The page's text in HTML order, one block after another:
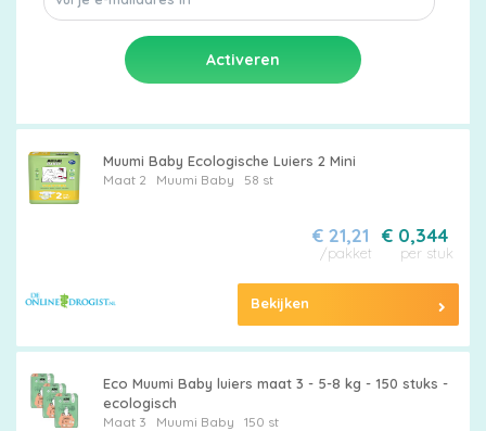
Muumi Baby Ecologische Luiers 2 Mini
Maat 2 Muumi Baby 58 st
€ 0,344
per stuk
€ 21,21
/pakket
Bekijken
Eco Muumi Baby luiers maat 3 - 5-8 kg - 150 stuks -
ecologisch
Maat 3 Muumi Baby
150 st